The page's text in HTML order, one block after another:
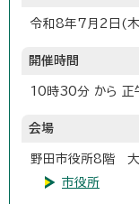
令和8年7月2日(
開催時間
10時30分 から 正
会場
野田市役所8階 大
市役所